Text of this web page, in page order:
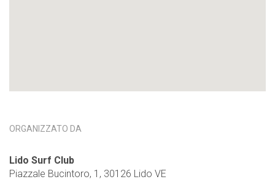
ORGANIZZATO DA
Lido Surf Club
Piazzale Bucintoro, 1, 30126 Lido VE